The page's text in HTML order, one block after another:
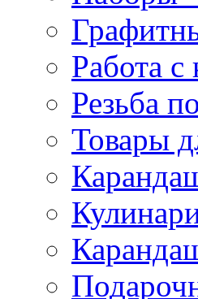
Работа с
Резьба
Товары